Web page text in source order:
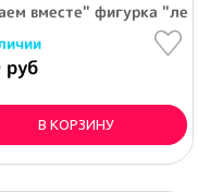
вместе" фигурка
руб
В КОРЗИНУ